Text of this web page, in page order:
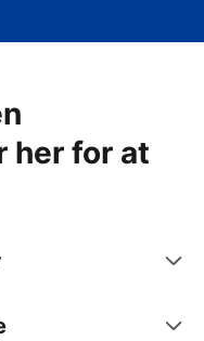
her for at